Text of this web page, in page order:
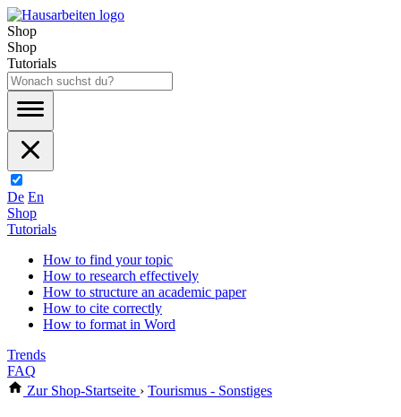
Shop
Shop
Tutorials
De En
Shop
Tutorials
How to find your topic
How to research effectively
How to structure an academic paper
How to cite correctly
How to format in Word
Trends
FAQ
Zur Shop-Startseite › Tourismus - Sonstiges